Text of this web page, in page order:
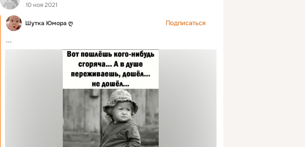
10 ноя 2021
Шутка Юмора ღ Подписаться
...